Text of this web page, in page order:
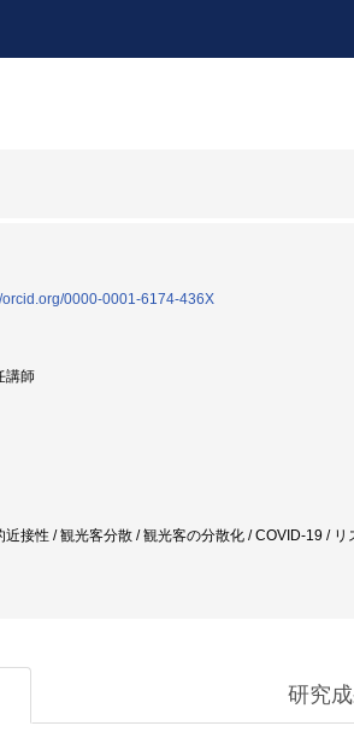
orcid.org/0000-0001-6174-436X
講師
接性 / 観光客分散 / 観光客の分散化 / COVID-19 /
研究